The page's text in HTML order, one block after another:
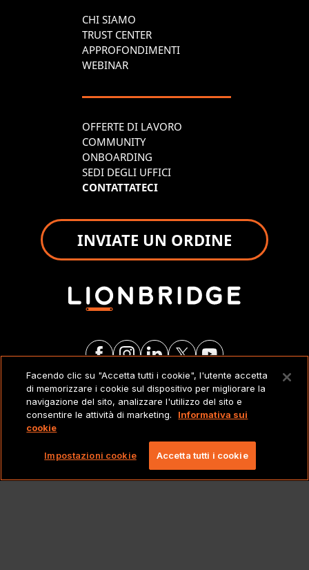
CHI SIAMO
TRUST CENTER
APPROFONDIMENTI
WEBINAR
OFFERTE DI LAVORO
COMMUNITY
ONBOARDING
SEDI DEGLI UFFICI
CONTATTATECI
INVIATE UN ORDINE
NOTE LEGALI
Copyright 2026 Lionbridge Technologies, LLC. Tutti
i diritti riservati.
Facendo clic su "Accetta tutti i cookie", l'utente accetta
di memorizzare i cookie sul dispositivo per migliorare la
navigazione del sito, analizzare l'utilizzo del sito e
consentire le attività di marketing.
Informativa sui
cookie
Impostazioni cookie Accetta tutti i cookie